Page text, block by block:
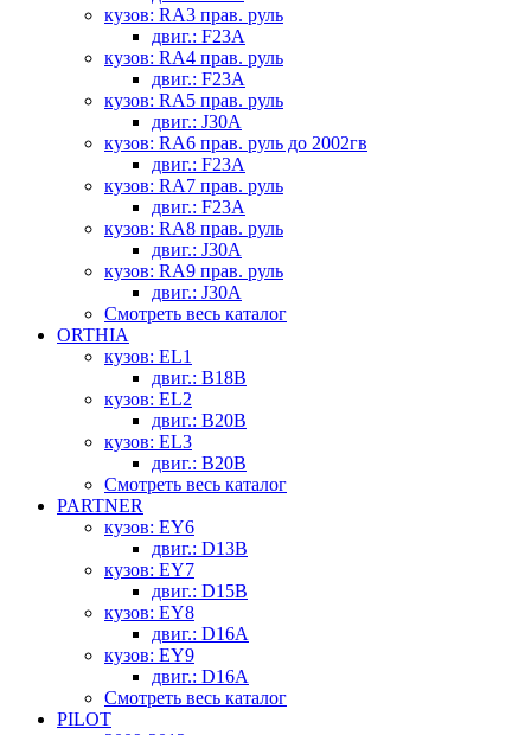
кузов: RA3 прав. руль
двиг.: F23A
кузов: RA4 прав. руль
двиг.: F23A
кузов: RA5 прав. руль
двиг.: J30A
кузов: RA6 прав. руль до 2002гв
двиг.: F23A
кузов: RA7 прав. руль
двиг.: F23A
кузов: RA8 прав. руль
двиг.: J30A
кузов: RA9 прав. руль
двиг.: J30A
Смотреть весь каталог
ORTHIA
кузов: EL1
двиг.: B18B
кузов: EL2
двиг.: B20B
кузов: EL3
двиг.: B20B
Смотреть весь каталог
PARTNER
кузов: EY6
двиг.: D13B
кузов: EY7
двиг.: D15B
кузов: EY8
двиг.: D16A
кузов: EY9
двиг.: D16A
Смотреть весь каталог
PILOT